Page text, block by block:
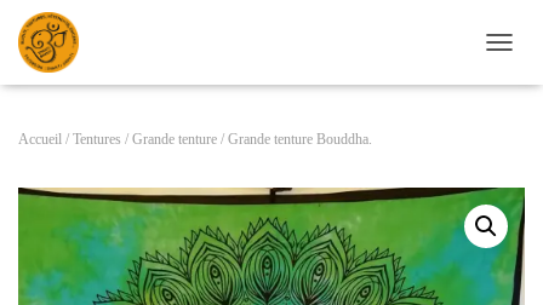
É
L
A
N
Accueil / Tentures / Grande tenture / Grande tenture Bouddha.